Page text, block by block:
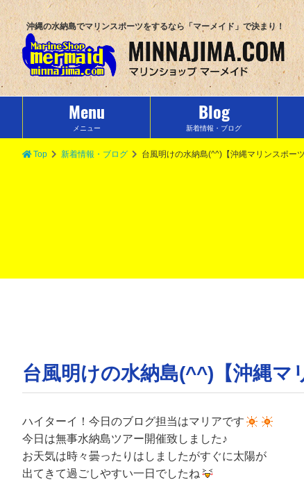
沖縄の水納島でマリンスポーツをするなら「マーメイド」で決まり！
Menu
メニュー
Blog
新着情報・ブログ
Top 新着情報・ブログ 台風明けの水納島(^^)【沖縄マリンスポー
台風明けの水納島(^^)【沖縄マ
ハイターイ！今日のブログ担当はマリアです
今日は無事水納島ツアー開催致しました♪
お天気は時々曇ったりはしましたがすぐに太陽が
出てきて過ごしやすい一日でしたね